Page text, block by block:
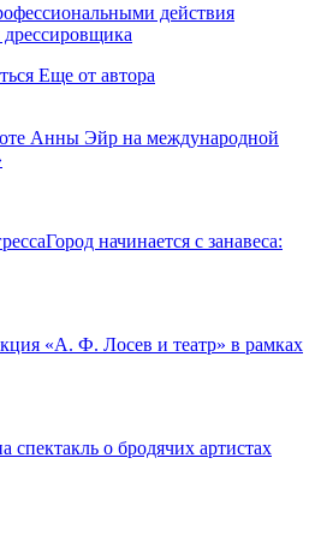
действия
Еще от автора
Анны Эйр на международной
начинается с занавеса:
«А. Ф. Лосев и театр» в рамках
спектакль о бродячих артистах